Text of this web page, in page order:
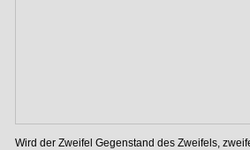
Wird der Zweifel Gegenstand des Zweifels,